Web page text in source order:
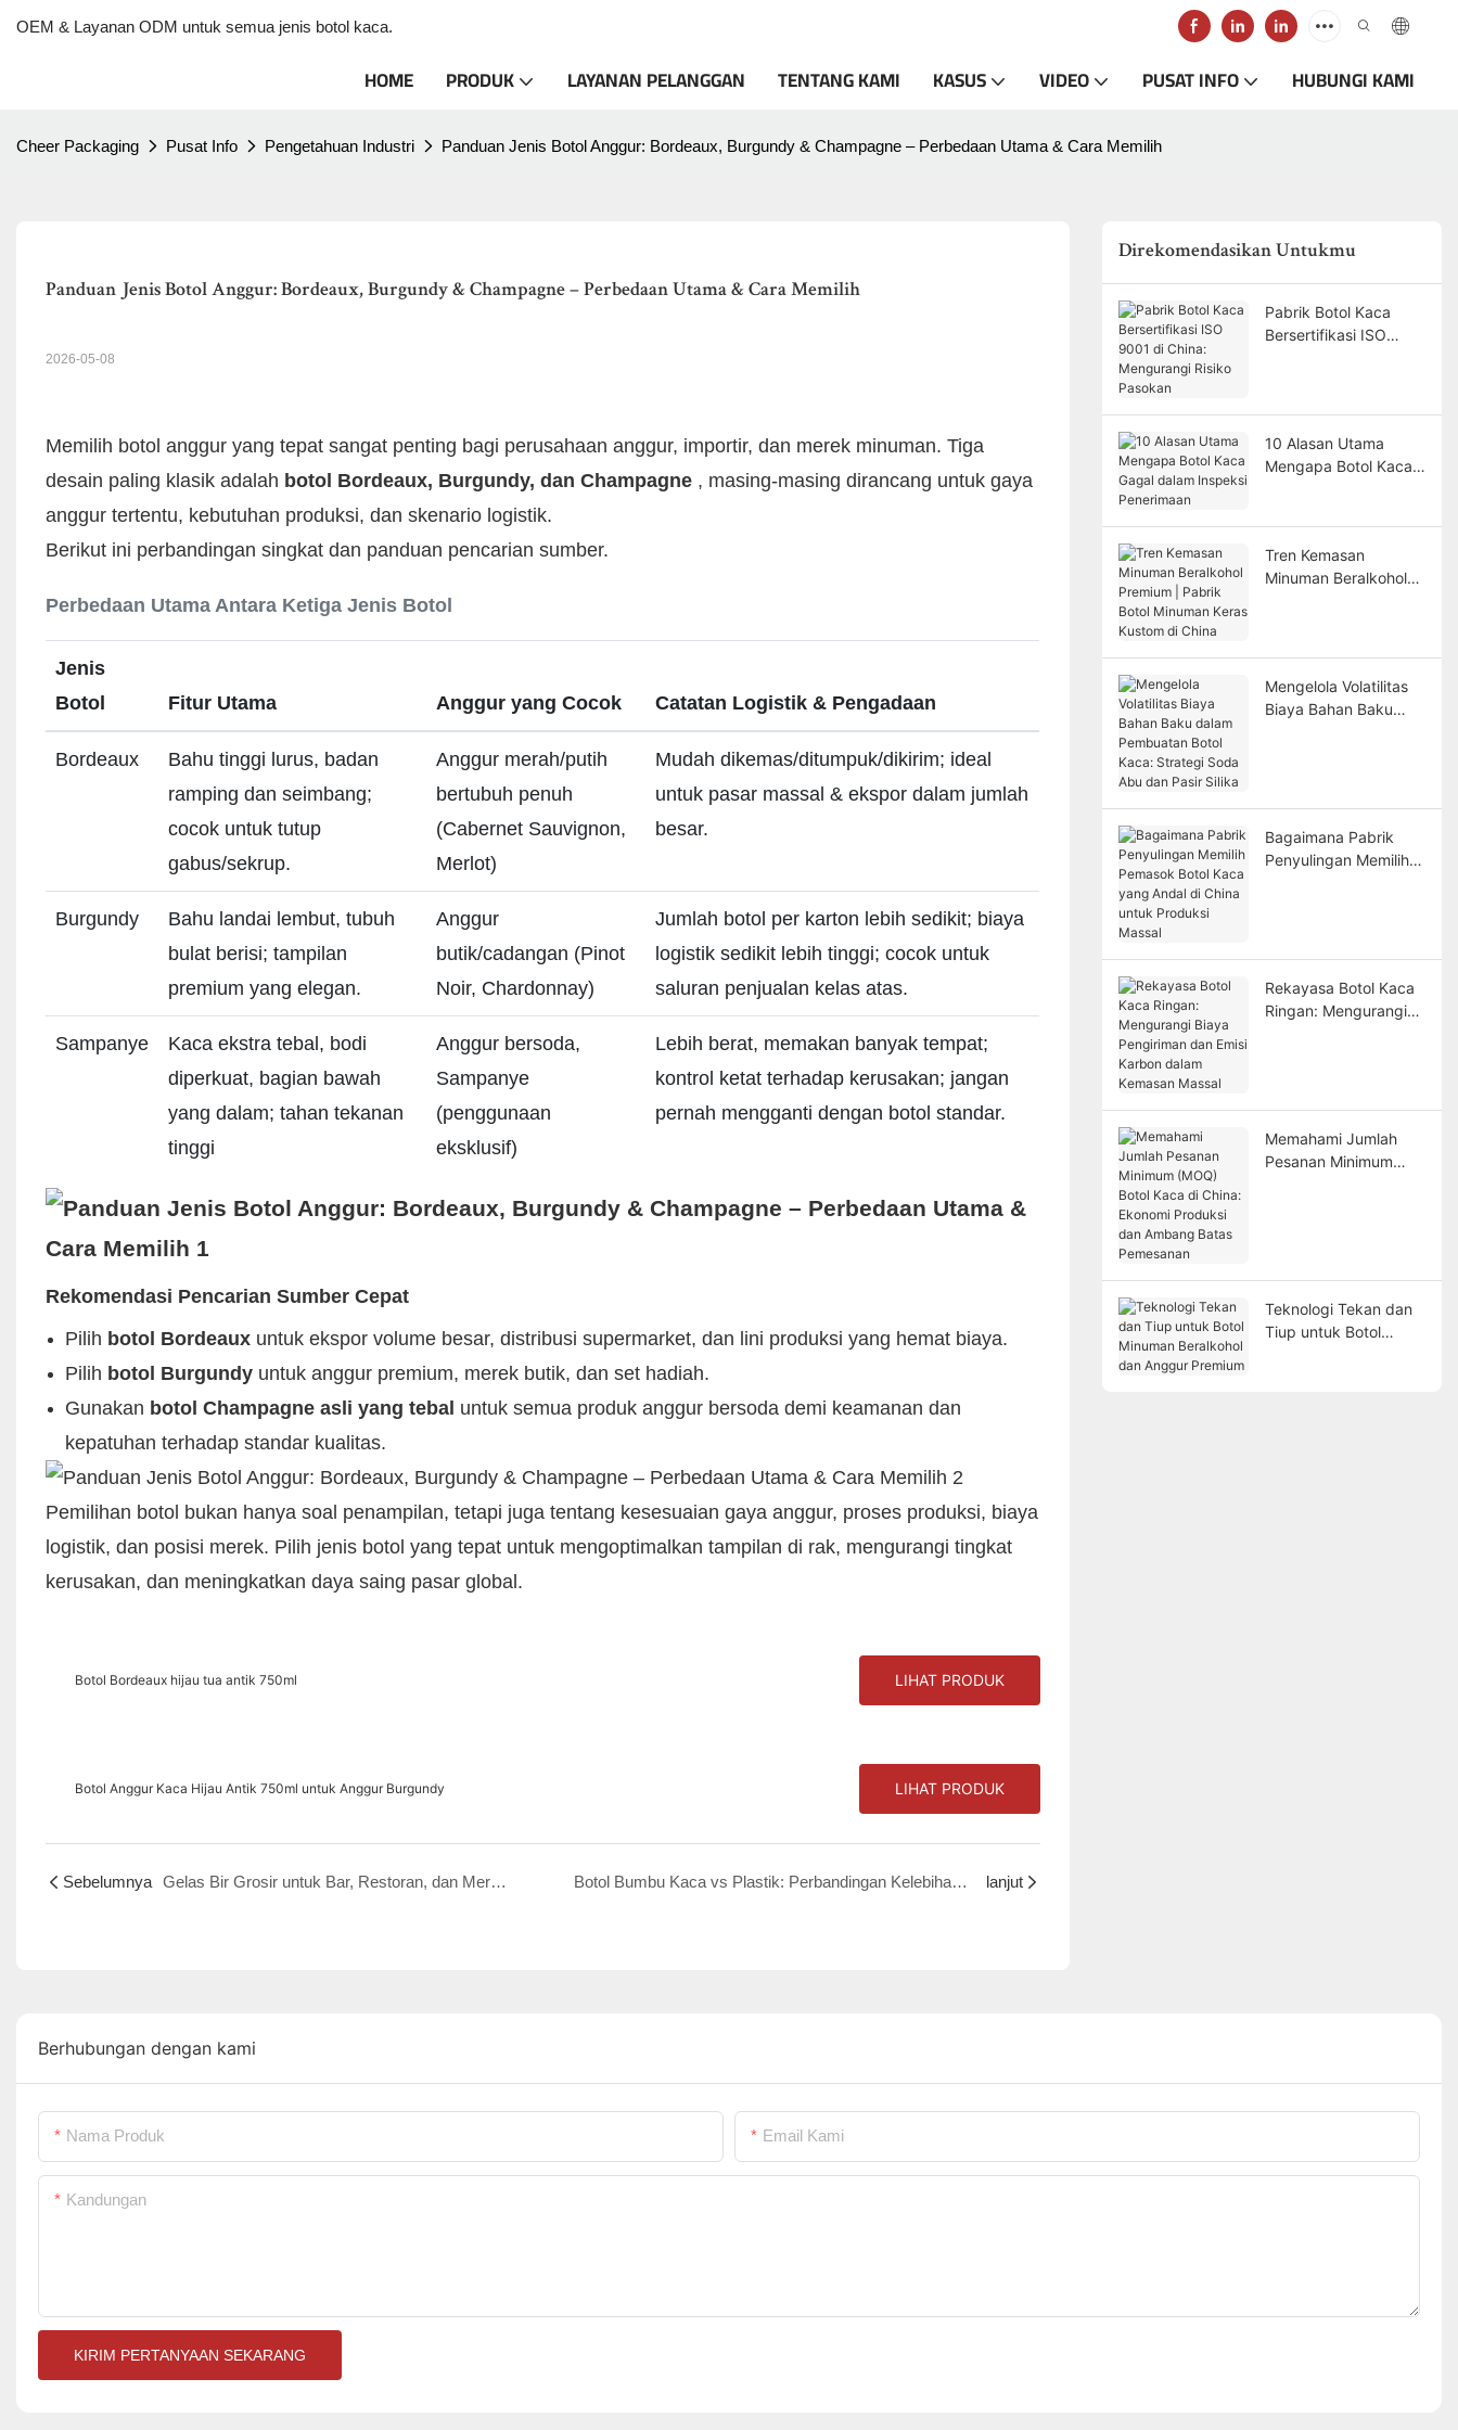
OEM & Layanan ODM untuk semua jenis botol kaca.
HOME PRODUK LAYANAN PELANGGAN TENTANG KAMI KASUS VIDEO PUSAT INFO HUBUNGI KAMI
Cheer Packaging Pusat Info Pengetahuan Industri Panduan Jenis Botol Anggur: Bordeaux, Burgundy & Champagne – Perbedaan Utama & Cara Memilih
Panduan Jenis Botol Anggur: Bordeaux, Burgundy & Champagne – Perbedaan Utama & Cara Memilih
2026-05-08
Memilih botol anggur yang tepat sangat penting bagi perusahaan anggur, importir, dan merek minuman. Tiga
desain paling klasik adalah botol Bordeaux, Burgundy, dan Champagne, masing-masing dirancang untuk gaya
anggur tertentu, kebutuhan produksi, dan skenario logistik.
Berikut ini perbandingan singkat dan panduan pencarian sumber.
Perbedaan Utama Antara Ketiga Jenis Botol
Jenis
Botol
Fitur Utama Anggur yang Cocok Catatan Logistik & Pengadaan
Bordeaux
Bahu tinggi lurus, badan
ramping dan seimbang;
cocok untuk tutup
gabus/sekrup.
Anggur merah/putih
bertubuh penuh
(Cabernet Sauvignon,
Merlot)
Mudah dikemas/ditumpuk/dikirim; ideal
untuk pasar massal & ekspor dalam jumlah
besar.
Burgundy
Bahu landai lembut, tubuh
bulat berisi; tampilan
premium yang elegan.
Anggur
butik/cadangan (Pinot
Noir, Chardonnay)
Jumlah botol per karton lebih sedikit; biaya
logistik sedikit lebih tinggi; cocok untuk
saluran penjualan kelas atas.
Sampanye
Kaca ekstra tebal, bodi
diperkuat, bagian bawah
yang dalam; tahan tekanan
tinggi
Anggur bersoda,
Sampanye
(penggunaan
eksklusif)
Lebih berat, memakan banyak tempat;
kontrol ketat terhadap kerusakan; jangan
pernah mengganti dengan botol standar.
Rekomendasi Pencarian Sumber Cepat
Pilih botol Bordeauxuntuk ekspor volume besar, distribusi supermarket, dan lini produksi yang hemat biaya.
Pilih botol Burgundyuntuk anggur premium, merek butik, dan set hadiah.
Gunakan botol Champagne asli yang tebal untuk semua produk anggur bersoda demi keamanan dan
kepatuhan terhadap standar kualitas.
Pemilihan botol bukan hanya soal penampilan, tetapi juga tentang kesesuaian gaya anggur, proses produksi, biaya
logistik, dan posisi merek. Pilih jenis botol yang tepat untuk mengoptimalkan tampilan di rak, mengurangi tingkat
kerusakan, dan meningkatkan daya saing pasar global.
Botol Bordeaux hijau tua antik 750ml LIHAT PRODUK
Botol Anggur Kaca Hijau Antik 750ml untuk Anggur Burgundy LIHAT PRODUK
Sebelumnya Gelas Bir Grosir untuk Bar, Restoran, dan Merek Minuman Botol Bumbu Kaca vs Plastik: Perbandingan Kelebihan &amp; Kekurangan Material dan Saran Pemilihan Pembelian lanjut
Direkomendasikan Untukmu
Pabrik Botol Kaca
Bersertifikasi ISO
10 Alasan Utama
Mengapa Botol Kaca
Tren Kemasan
Minuman Beralkohol
Mengelola Volatilitas
Biaya Bahan Baku
Bagaimana Pabrik
Penyulingan Memilih
Rekayasa Botol Kaca
Ringan: Mengurangi
Memahami Jumlah
Pesanan Minimum
Teknologi Tekan dan
Tiup untuk Botol
Berhubungan dengan kami
Nama Produk Email Kami
Kandungan
KIRIM PERTANYAAN SEKARANG